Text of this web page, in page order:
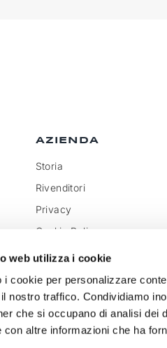
web utilizza i cookie
i cookie per personalizzare
nostro traffico. Condividiamo
che si occupano di analisi dei
con altre informazioni che ha
AZIENDA
Storia
Rivenditori
Privacy
Cookie Policy
Diventa rivenditore
Feedback